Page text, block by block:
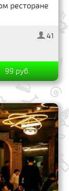
ресторане
41
99 руб.